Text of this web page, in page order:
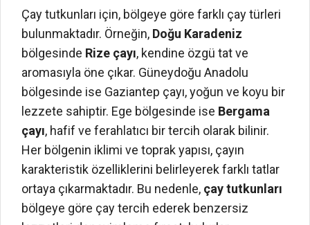
Çay tutkunları için, bölgeye göre farklı çay türleri
bulunmaktadır. Örneğin, Doğu Karadeniz
bölgesinde Rize çayı, kendine özgü tat ve
aromasıyla öne çıkar. Güneydoğu Anadolu
bölgesinde ise Gaziantep çayı, yoğun ve koyu bir
lezzete sahiptir. Ege bölgesinde ise Bergama
çayı, hafif ve ferahlatıcı bir tercih olarak bilinir.
Her bölgenin iklimi ve toprak yapısı, çayın
karakteristik özelliklerini belirleyerek farklı tatlar
ortaya çıkarmaktadır. Bu nedenle, çay tutkunları
bölgeye göre çay tercih ederek benzersiz